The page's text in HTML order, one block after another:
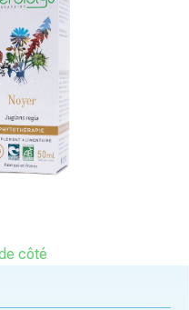
côté